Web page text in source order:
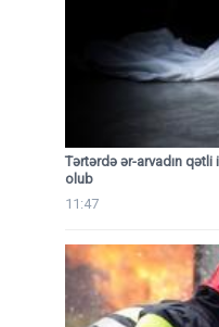
Tərtərdə ər-arvadın
olub
11:47